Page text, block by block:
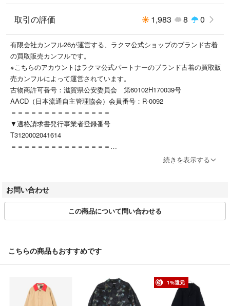
取引の評価 1,983 8 0
有限会社カンフル26が運営する、ラクマ公式ショップのブランド古着
の買取販売カンフルです。
※こちらのアカウントはラクマ公式パートナーのブランド古着の買取販
売カンフルによって運営されています。
古物商許可番号：滋賀県公安委員会 第60102H170039号
AACD（日本流通自主管理協会）会員番号：R-0092
＝＝＝＝＝＝＝＝＝＝＝＝＝＝＝
▼適格請求書発行事業者登録番号
T3120002041614
＝＝＝＝＝＝＝＝＝＝＝＝＝＝＝
▼返品特約
https://fril.jp/ts/official/law/kfl/#return_policy
続きを表示する
お問い合わせ
この商品について問い合わせる
こちらの商品もおすすめです
1%還元